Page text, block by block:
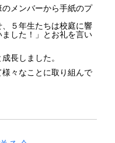
メンバーから手紙のプ
５年生たちは校庭に響
した！」とお礼を言い
長しました。
々なことに取り組んで